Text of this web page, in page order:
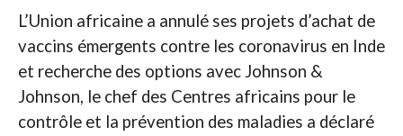
L’Union africaine a annulé ses projets d’achat de
vaccins émergents contre les coronavirus en Inde
et recherche des options avec Johnson &
Johnson, le chef des Centres africains pour le
contrôle et la prévention des maladies a déclaré